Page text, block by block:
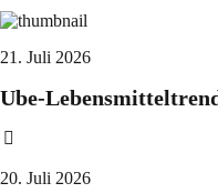
21. Juli 2026
Ube-
20. Juli 2026